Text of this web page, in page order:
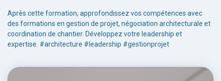
Après cette formation, approfondissez vos compétences avec
des formations en gestion de projet, négociation architecturale et
coordination de chantier. Développez votre leadership et
expertise. #architecture #leadership #gestionprojet